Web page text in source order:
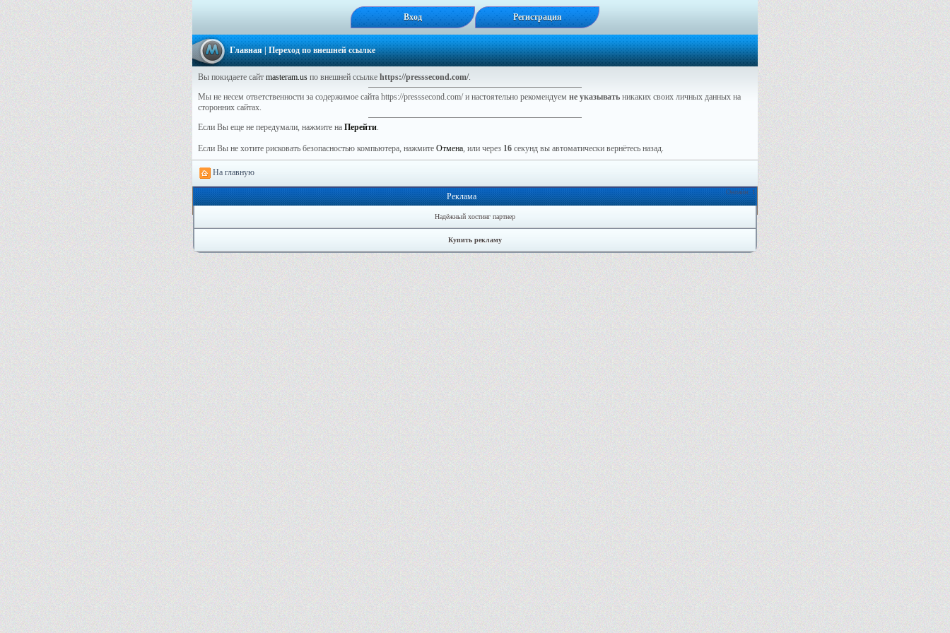
Вход Регистрация
Главная| Переход по внешней ссылке
Вы покидаете сайт masteram.us по внешней ссылке https://presssecond.com/.
Мы не несем ответственности за содержимое сайта https://presssecond.com/ и настоятельно рекомендуем не указывать никаких своих личных данных на
сторонних сайтах.
Если Вы еще не передумали, нажмите на Перейти.
Если Вы не хотите рисковать безопасностью компьютера, нажмите Отмена, или через 16 секунд вы автоматически вернётесь назад.
На главную
Онлайн: 1
Реклама
Надёжный хостинг партнер
Купить рекламу